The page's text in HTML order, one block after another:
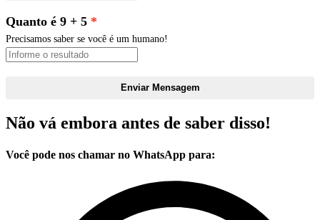
Quanto é 9 + 5
Precisamos saber se você é um humano!
Enviar Mensagem
Não vá embora antes de saber disso!
Você pode nos chamar no WhatsApp para: